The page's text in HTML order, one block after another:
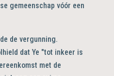
gemeenschap vóór een
de vergunning.
dat Ye "tot inkeer is
met de